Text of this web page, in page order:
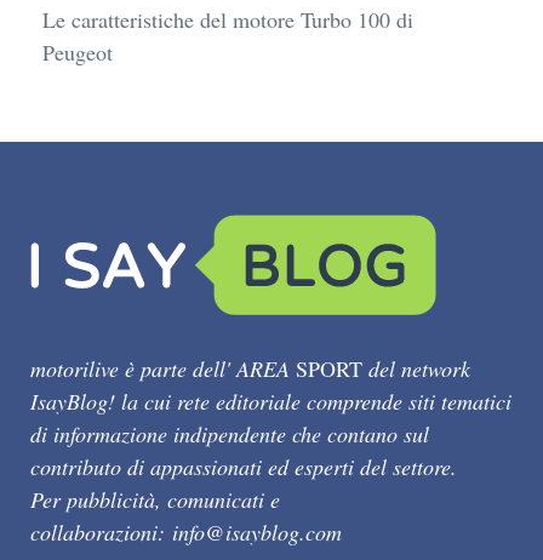
Le caratteristiche del motore Turbo 100 di
Peugeot
motorilive è parte dell' AREA SPORT del network
IsayBlog! la cui rete editoriale comprende siti tematici
di informazione indipendente che contano sul
contributo di appassionati ed esperti del settore.
Per pubblicità, comunicati e
collaborazioni: info@isayblog.com